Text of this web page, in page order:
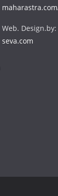
Web. Design.by:
seva.com